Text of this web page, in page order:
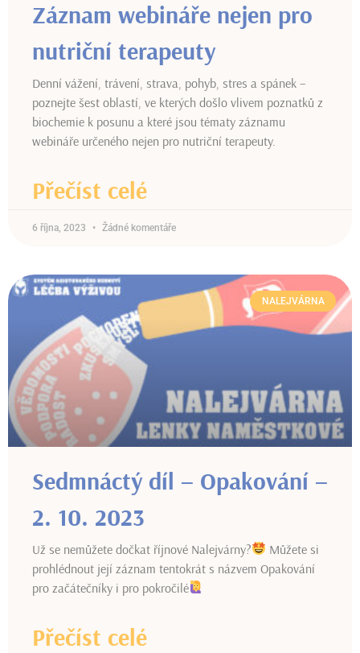
Záznam webináře nejen pro
nutriční terapeuty
Denní vážení, trávení, strava, pohyb, stres a spánek –
poznejte šest oblastí, ve kterých došlo vlivem poznatků z
biochemie k posunu a které jsou tématy záznamu
webináře určeného nejen pro nutriční terapeuty.
Přečíst celé
6 října, 2023 Žádné komentáře
NALEJVÁRNA
Sedmnáctý díl – Opakování –
2. 10. 2023
Už se nemůžete dočkat říjnové Nalejvárny?
Můžete si
prohlédnout její záznam tentokrát s názvem Opakování
pro začátečníky i pro pokročilé
Přečíst celé